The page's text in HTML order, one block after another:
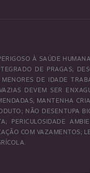
À SAÚDE
DE PRAGAS;
DE IDADE
DEVEM SER
MANTENHA
NÃO DESENTUPA
PERICULOSIDADE
COM VAZAMENTOS;